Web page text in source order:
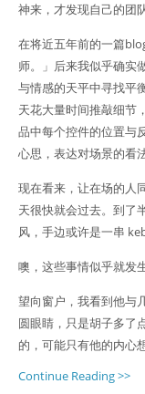
神来，才发现自己的团
在将近五年前的一篇
师。」后来我似乎确实
与情感的天平中寻找平
天花大量时间推敲细节
品中每个控件的位置与
心思，表达对场景的看
现在看来，让在场的人
天很快就会过去。到了
风，手边或许是一串
噢，这些事情似乎就发
望向窗户，我看到他与
圆眼睛，只是胡子多了
的，可能只有他的内心
Continue Reading >>